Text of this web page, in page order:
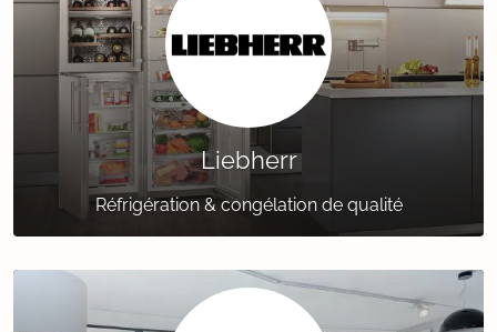
Liebherr
Réfrigération & congélation de qualité